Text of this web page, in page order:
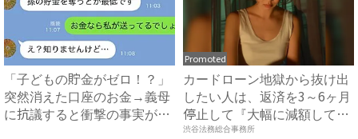
「子どもの貯金がゼロ！？」
突然消えた口座のお金→義母
に抗議すると衝撃の事実が判
Promoted
カードローン地獄から抜け出
したい人は、返済を3～6ヶ月
停止して『大幅に減額して
か...
渋谷法務総合事務所